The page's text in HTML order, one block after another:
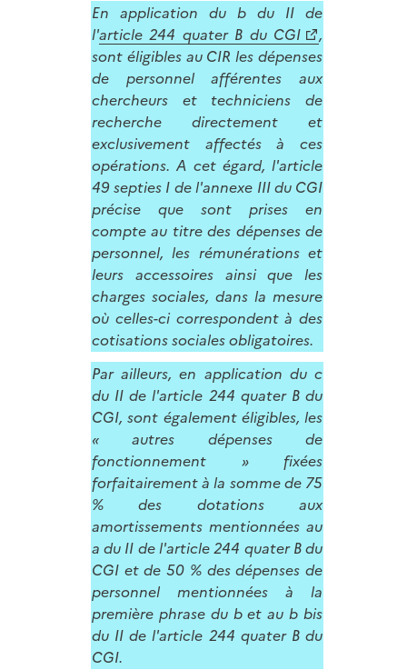
En application du b du II de
l'article 244 quater B du CGI
,
sont éligibles au CIR les dépenses
de personnel afférentes aux
chercheurs et techniciens de
recherche directement et
exclusivement affectés à ces
opérations. A cet égard, l'article
49 septies I de l'annexe III du CGI
précise que sont prises en
compte au titre des dépenses de
personnel, les rémunérations et
leurs accessoires ainsi que les
charges sociales, dans la mesure
où celles-ci correspondent à des
cotisations sociales obligatoires.
Par ailleurs, en application du c
du II de l'article 244 quater B du
CGI, sont également éligibles, les
« autres dépenses de
fonctionnement » fixées
forfaitairement à la somme de 75
% des dotations aux
amortissements mentionnées au
a du II de l'article 244 quater B du
CGI et de 50 % des dépenses de
personnel mentionnées à la
première phrase du b et au b bis
du II de l'article 244 quater B du
CGI.